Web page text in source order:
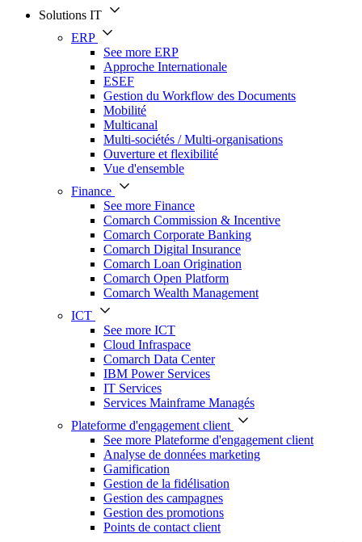
Solutions IT
ERP
See more ERP
Approche Internationale
ESEF
Gestion du Workflow des Documents
Mobilité
Multicanal
Multi-sociétés / Multi-organisations
Ouverture et flexibilité
Vue d'ensemble
Finance
See more Finance
Comarch Commission & Incentive
Comarch Corporate Banking
Comarch Digital Insurance
Comarch Loan Origination
Comarch Open Platform
Comarch Wealth Management
ICT
See more ICT
Cloud Infraspace
Comarch Data Center
IBM Power Services
IT Services
Services Mainframe Managés
Plateforme d'engagement client
See more Plateforme d'engagement client
Analyse de données marketing
Gamification
Gestion de la fidélisation
Gestion des campagnes
Gestion des promotions
Points de contact client